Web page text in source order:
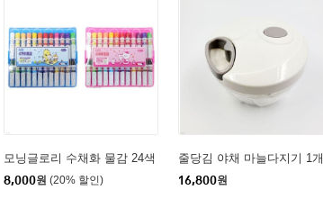
모닝글로리 수채화 물감 24색
8,000원 (20% 할인)
줄당김 야채 마늘다지기 1개
16,800원